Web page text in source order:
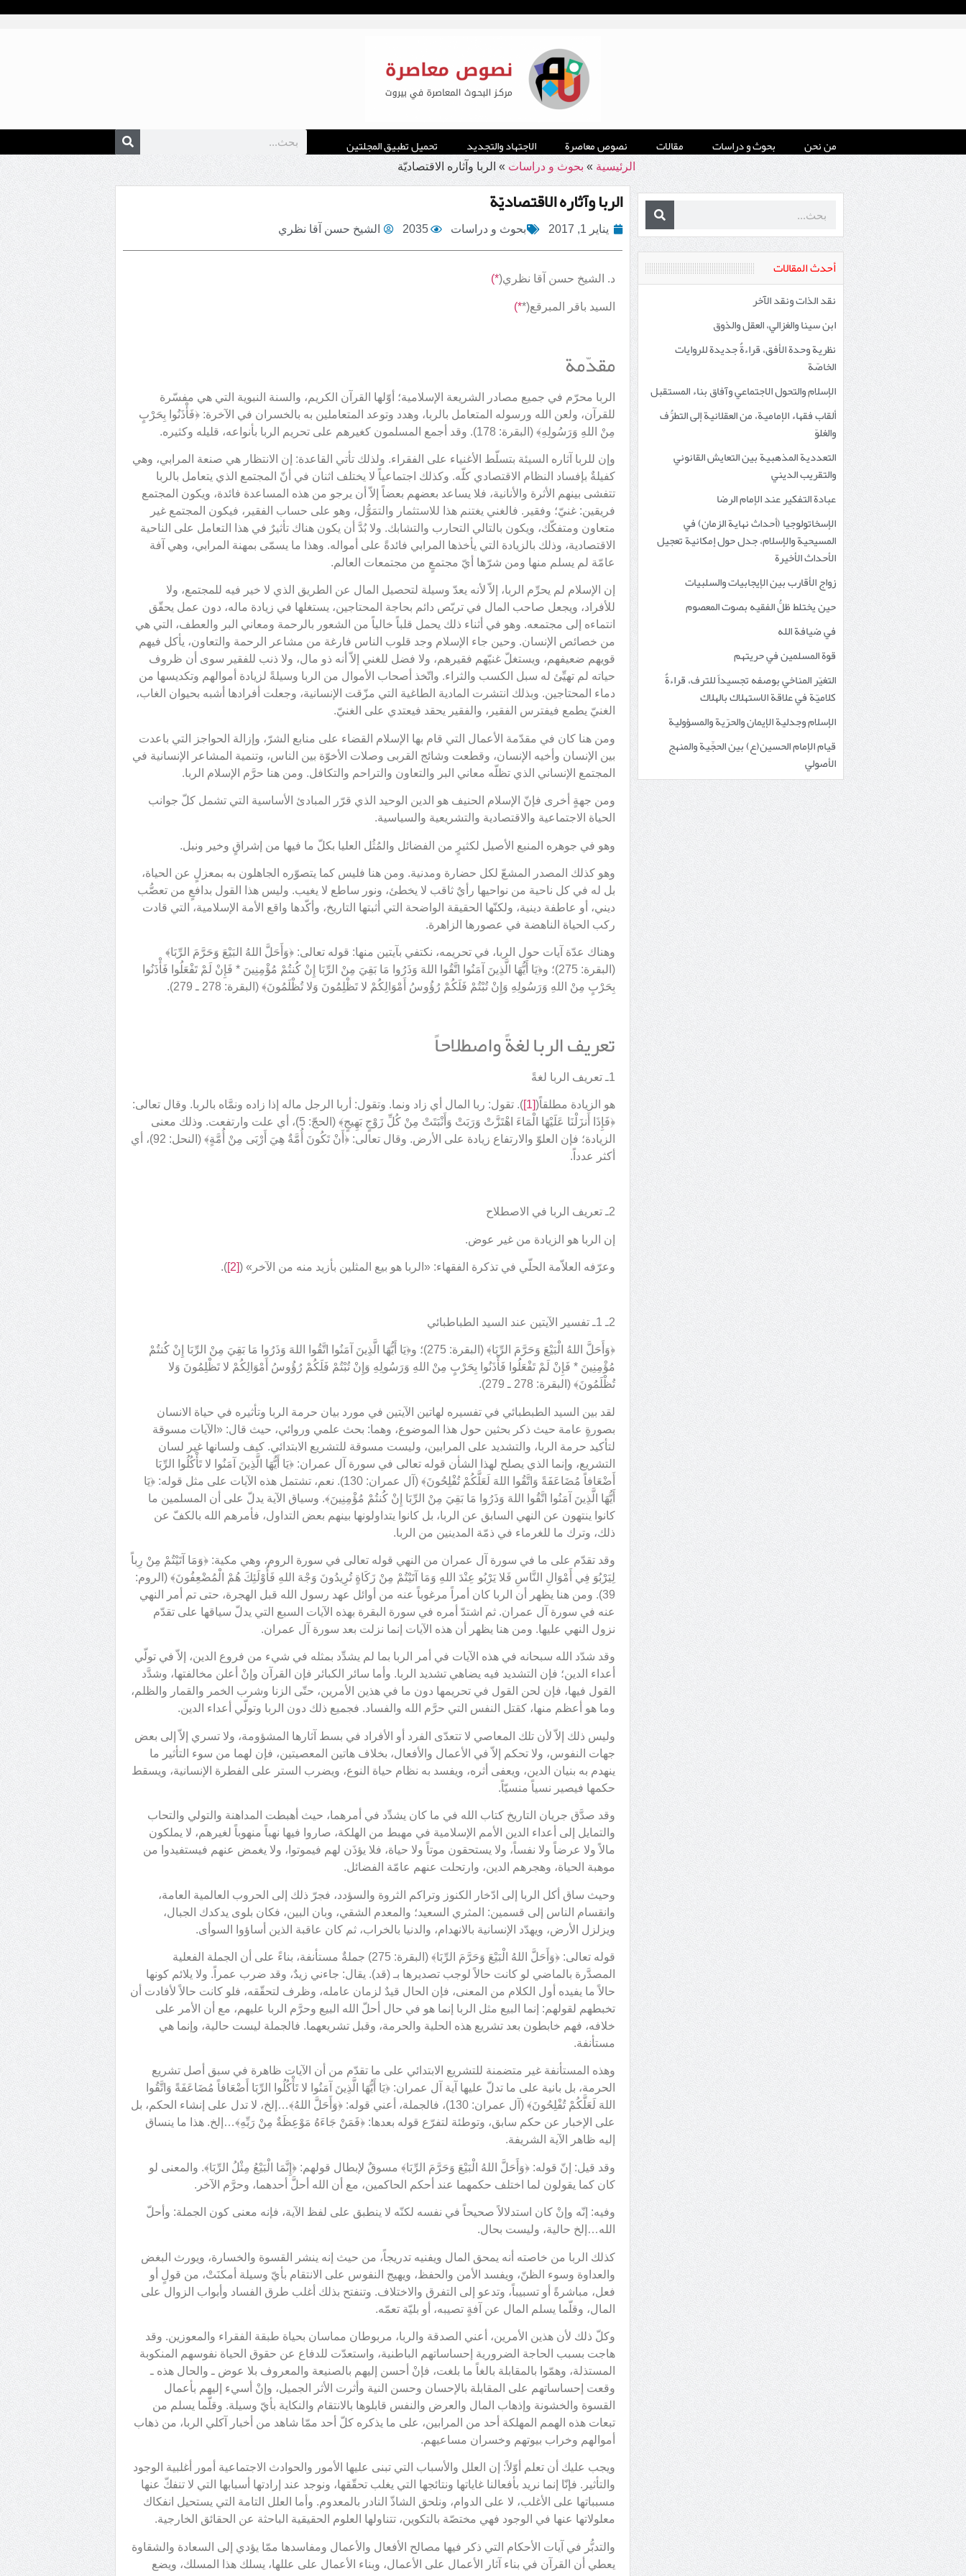
من نحن بحوث و دراسات مقالات نصوص معاصرة الاجتهاد والتجديد تحميل تطبيق المجلتين
الرئيسية » بحوث و دراسات » الربا وآثاره الاقتصاديّة
أحدث المقالات
نقد الذات ونقد الآخر
ابن سينا والغزالي، العقل والذوق
نظرية وحدة الأفق، قراءةٌ جديدة للروايات
الخاصّة
الإسلام والتحول الاجتماعي وآفاق بناء المستقبل
ألقاب فقهاء الإمامية، من العقلانية إلى التطرُّف
والغلوّ
التعددية المذهبية بين التعايش القانوني
والتقريب الديني
عبادة التفكير عند الإمام الرضا
الإسخاتولوجيا (أحداث نهاية الزمان) في
المسيحية والإسلام، جدل حول إمكانية تعجيل
الأحداث الأخيرة
زواج الأقارب بين الإيجابيات والسلبيات
حين يختلط ظلُّ الفقيه بصوت المعصوم
في ضيافة الله
قوة المسلمين في حريتهم
التغيّر المناخي بوصفه تجسيداً للترف، قراءةٌ
كلاميّة في علاقة الاستهلاك بالهلاك
الإسلام وجدلية الإيمان والحرّية والمسؤولية
قيام الإمام الحسين(ع) بين الحجِّية والمنهج
الأصولي
الربا وآثاره الاقتصاديّة
يناير 1, 2017 بحوث و دراسات 2035 الشيخ حسن آقا نظري
د. الشيخ حسن آقا نظري(*)
السيد باقر المبرقع(**)
مقدّمة
الربا محرّم في جميع مصادر الشريعة الإسلامية؛ أوّلها القرآن الكريم، والسنة النبوية التي هي مفسّرة
للقرآن، ولعن الله ورسوله المتعامل بالربا، وهدد وتوعد المتعاملين به بالخسران في الآخرة: ﴿فَأْذَنُوا بِحَرْبٍ
مِنْ اللهِ وَرَسُولِهِ﴾ (البقرة: 178). وقد أجمع المسلمون كغيرهم على تحريم الربا بأنواعه، قليله وكثيره.
وإن للربا آثاره السيئة بتسلّط الأغنياء على الفقراء. ولذلك تأتي القاعدة: إن الانتظار هي صنعة المرابي، وهي
كفيلةٌ بإفساد النظام الاقتصادي كلّه. وكذلك اجتماعياً لا يختلف اثنان في أنّ المجتمع الذي يتعامل بالربا
تتفشى بينهم الأثرة والأنانية، فلا يساعد بعضهم بعضاً إلاّ أن يرجو من هذه المساعدة فائدة، ويكون المجتمع
فريقين: غنيّ؛ وفقير. فالغني يغتنم هذا للاستثمار والتمَوُّل، وهو على حساب الفقير، فيكون المجتمع غير
متعاون ومتفكّك، ويكون بالتالي التحارب والتشابك. ولا بُدَّ أن يكون هناك تأثيرٌ في هذا التعامل على الناحية
الاقتصادية، وذلك بالزيادة التي يأخذها المرابي فائدةً على أمواله. وهذا ما يسمّى بمهنة المرابي، وهي آفة
عامّة لم يسلم منها ومن شرّها أيّ مجتمعٍ من مجتمعات العالم.
إن الإسلام لم يحرِّم الربا، إلاّ لأنه يعدّ وسيلة لتحصيل المال عن الطريق الذي لا خير فيه للمجتمع، ولا
للأفراد، ويجعل صاحب المال في تربّص دائم بحاجة المحتاجين، يستغلها في زيادة ماله، دون عمل يحقّق
انتماءه إلى مجتمعه. وهو في أثناء ذلك يحمل قلباً خالياً من الشعور بالرحمة ومعاني البر والعطف، التي هي
من خصائص الإنسان. وحين جاء الإسلام وجد قلوب الناس فارغة من مشاعر الرحمة والتعاون، يأكل فيهم
قويهم ضعيفهم، ويستغلّ غنيّهم فقيرهم، ولا فضل للغني إلاّ أنه ذو مال، ولا ذنب للفقير سوى أن ظروف
حياته لم تهيِّئ له سبل الكسب والثراء. واتّخذ أصحاب الأموال من الربا وسيلةً لزيادة أموالهم وتكديسها من
دماء المحتاجين. وبذلك انتشرت المادية الطاغية التي مزّقت الإنسانية، وجعلت أفرادها أشبه بحيوان الغاب،
الغنيّ يطمع فيفترس الفقير، والفقير يحقد فيعتدي على الغنيّ.
ومن هنا كان في مقدّمة الأعمال التي قام بها الإسلام القضاء على منابع الشرّ، وإزالة الحواجز التي باعدت
بين الإنسان وأخيه الإنسان، وقطعت وشائج القربى وصلات الأخوّة بين الناس، وتنمية المشاعر الإنسانية في
المجتمع الإنساني الذي تظلّه معاني البر والتعاون والتراحم والتكافل. ومن هنا حرَّم الإسلام الربا.
ومن جهةٍ أخرى فإنّ الإسلام الحنيف هو الدين الوحيد الذي قرّر المبادئ الأساسية التي تشمل كلّ جوانب
الحياة الاجتماعية والاقتصادية والتشريعية والسياسية.
وهو في جوهره المنبع الأصيل لكثيرٍ من الفضائل والمُثُل العليا بكلّ ما فيها من إشراقٍ وخير ونبل.
وهو كذلك المصدر المشعّ لكل حضارة ومدنية. ومن هنا فليس كما يتصوّره الجاهلون به بمعزلٍ عن الحياة،
بل له في كل ناحية من نواحيها رأيٌ ثاقب لا يخطئ، ونور ساطع لا يغيب. وليس هذا القول بدافعٍ من تعصُّب
ديني، أو عاطفة دينية، ولكنّها الحقيقة الواضحة التي أثبتها التاريخ، وأكّدها واقع الأمة الإسلامية، التي قادت
ركب الحياة الناهضة في عصورها الزاهرة.
وهناك عدّة آيات حول الربا، في تحريمه، نكتفي بآيتين منها: قوله تعالى: ﴿وَأَحَلَّ اللهُ البَيْعَ وَحَرَّمَ الرِّبَا﴾
(البقرة: 275)؛ و﴿يَا أَيُّهَا الَّذِينَ آمَنُوا اتَّقُوا اللهَ وَذَرُوا مَا بَقِيَ مِنْ الرِّبَا إِنْ كُنتُمْ مُؤْمِنِينَ * فَإِنْ لَمْ تَفْعَلُوا فَأْذَنُوا
بِحَرْبٍ مِنْ اللهِ وَرَسُولِهِ وَإِنْ تُبْتُمْ فَلَكُمْ رُؤُوسُ أَمْوَالِكُمْ لا تَظْلِمُونَ وَلا تُظْلَمُونَ﴾ (البقرة: 278 ـ 279).
تعريف الربا لغةً واصطلاحاً
1ـ تعريف الربا لغةً
هو الزيادة مطلقاً(
). تقول: ربا المال أي زاد ونما. وتقول: أربا الرجل ماله إذا زاده ونمَّاه بالربا. وقال تعالى:
﴿فَإِذَا أَنزَلْنَا عَلَيْهَا الْمَاءَ اهْتَزَّتْ وَرَبَتْ وَأَنْبَتَتْ مِنْ كُلِّ زَوْجٍ بَهِيجٍ﴾ (الحجّ: 5)، أي علت وارتفعت. وذلك معنى
الزيادة؛ فإن العلوّ والارتفاع زيادة على الأرض. وقال تعالى: ﴿أَنْ تَكُونَ أُمَّةٌ هِيَ أَرْبَى مِنْ أُمَّةٍ﴾ (النحل: 92)، أي
أكثر عدداً.
2ـ تعريف الربا في الاصطلاح
إن الربا هو الزيادة من غير عوض.
وعرّفه العلاّمة الحلّي في تذكرة الفقهاء: «الربا هو بيع المثلين بأزيد منه من الآخر» ([2]
).
2ـ 1ـ تفسير الآيتين عند السيد الطباطبائي
﴿وَأَحَلَّ اللهُ الْبَيْعَ وَحَرَّمَ الرِّبَا﴾ (البقرة: 275)؛ و﴿يَا أَيُّهَا الَّذِينَ آمَنُوا اتَّقُوا اللهَ وَذَرُوا مَا بَقِيَ مِنْ الرِّبَا إِنْ كُنتُمْ
مُؤْمِنِينَ * فَإِنْ لَمْ تَفْعَلُوا فَأْذَنُوا بِحَرْبٍ مِنْ اللهِ وَرَسُولِهِ وَإِنْ تُبْتُمْ فَلَكُمْ رُؤُوسُ أَمْوَالِكُمْ لا تَظْلِمُونَ وَلا
تُظْلَمُونَ﴾ (البقرة: 278 ـ 279).
لقد بين السيد الطبطبائي في تفسيره لهاتين الآيتين في مورد بيان حرمة الربا وتأثيره في حياة الانسان
بصورةٍ عامة حيث ذكر بحثين حول هذا الموضوع، وهما: بحث علمي وروائي، حيث قال: «الآيات مسوقة
لتأكيد حرمة الربا، والتشديد على المرابين، وليست مسوقة للتشريع الابتدائي. كيف ولسانها غير لسان
التشريع، وإنما الذي يصلح لهذا الشأن قوله تعالى في سورة آل عمران: ﴿يَا أَيُّهَا الَّذِينَ آمَنُوا لا تَأْكُلُوا الرِّبَا
أَضْعَافاً مُضَاعَفَةً وَاتَّقُوا اللهَ لَعَلَّكُمْ تُفْلِحُونَ﴾ (آل عمران: 130). نعم، تشتمل هذه الآيات على مثل قوله: ﴿يَا
أَيُّهَا الَّذِينَ آمَنُوا اتَّقُوا اللهَ وَذَرُوا مَا بَقِيَ مِنْ الرِّبَا إِنْ كُنتُمْ مُؤْمِنِينَ﴾. وسياق الآية يدلّ على أن المسلمين ما
كانوا ينتهون عن النهي السابق عن الربا، بل كانوا يتداولونها بينهم بعض التداول، فأمرهم الله بالكفّ عن
ذلك، وترك ما للغرماء في ذمّة المدينين من الربا.
وقد تقدّم على ما في سورة آل عمران من النهي قوله تعالى في سورة الروم، وهي مكية: ﴿وَمَا آتَيْتُمْ مِنْ رِباً
لِيَرْبُوَ فِي أَمْوَالِ النَّاسِ فَلا يَرْبُو عِنْدَ اللهِ وَمَا آتَيْتُمْ مِنْ زَكَاةٍ تُرِيدُونَ وَجْهَ اللهِ فَأُوْلَئِكَ هُمْ الْمُضْعِفُونَ﴾ (الروم:
39). ومن هنا يظهر أن الربا كان أمراً مرغوباً عنه من أوائل عهد رسول الله قبل الهجرة، حتى تم أمر النهي
عنه في سورة آل عمران. ثم اشتدّ أمره في سورة البقرة بهذه الآيات السبع التي يدلّ سياقها على تقدّم
نزول النهي عليها. ومن هنا يظهر أن هذه الآيات إنما نزلت بعد سورة آل عمران.
وقد شدّد الله سبحانه في هذه الآيات في أمر الربا بما لم يشدِّد بمثله في شيء من فروع الدين، إلاّ في تولّي
أعداء الدين؛ فإن التشديد فيه يضاهي تشديد الربا. وأما سائر الكبائر فإن القرآن وإنْ أعلن مخالفتها، وشدَّد
القول فيها، فإن لحن القول في تحريمها دون ما في هذين الأمرين، حتّى الزنا وشرب الخمر والقمار والظلم،
وما هو أعظم منها، كقتل النفس التي حرَّم الله والفساد. فجميع ذلك دون الربا وتولّي أعداء الدين.
وليس ذلك إلاّ لأن تلك المعاصي لا تتعدّى الفرد أو الأفراد في بسط آثارها المشؤومة، ولا تسري إلاّ إلى بعض
جهات النفوس، ولا تحكم إلاّ في الأعمال والأفعال، بخلاف هاتين المعصيتين، فإن لهما من سوء التأثير ما
ينهدم به بنيان الدين، ويعفى أثره، ويفسد به نظام حياة النوع، ويضرب الستر على الفطرة الإنسانية، ويسقط
حكمها فيصير نسياً منسيّاً.
وقد صدَّق جريان التاريخ كتاب الله في ما كان يشدِّد في أمرهما، حيث أهبطت المداهنة والتولي والتحاب
والتمايل إلى أعداء الدين الأمم الإسلامية في مهبط من الهلكة، صاروا فيها نهباً منهوباً لغيرهم، لا يملكون
مالاً ولا عرضاً ولا نفساً، ولا يستحقون موتاً ولا حياة، فلا يؤذَن لهم فيموتوا، ولا يغمض عنهم فيستفيدوا من
موهبة الحياة، وهجرهم الدين، وارتحلت عنهم عامّة الفضائل.
وحيث ساق أكل الربا إلى ادّخار الكنوز وتراكم الثروة والسؤدد، فجرّ ذلك إلى الحروب العالمية العامة،
وانقسام الناس إلى قسمين: المثري السعيد؛ والمعدم الشقي، وبان البين، فكان بلوى يدكدك الجبال،
ويزلزل الأرض، ويهدّد الإنسانية بالانهدام، والدنيا بالخراب، ثم كان عاقبة الذين أساؤوا السوأى.
قوله تعالى: ﴿وَأَحَلَّ اللهُ الْبَيْعَ وَحَرَّمَ الرِّبَا﴾ (البقرة: 275) جملةٌ مستأنفة، بناءً على أن الجملة الفعلية
المصدَّرة بالماضي لو كانت حالاً لوجب تصديرها بـ (قد). يقال: جاءني زيدٌ، وقد ضرب عمراً. ولا يلائم كونها
حالاً ما يفيده أول الكلام من المعنى، فإن الحال قيدٌ لزمان عامله، وظرف لتحقّقه، فلو كانت حالاً لأفادت أن
تخبطهم لقولهم: إنما البيع مثل الربا إنما هو في حال أحلّ الله البيع وحرَّم الربا عليهم، مع أن الأمر على
خلافه، فهم خابطون بعد تشريع هذه الحلية والحرمة، وقبل تشريعهما. فالجملة ليست حالية، وإنما هي
مستأنفة.
وهذه المستأنفة غير متضمنة للتشريع الابتدائي على ما تقدّم من أن الآيات ظاهرة في سبق أصل تشريع
الحرمة، بل بانية على ما تدلّ عليها آية آل عمران: ﴿يَا أَيُّهَا الَّذِينَ آمَنُوا لا تَأْكُلُوا الرِّبَا أَضْعَافاً مُضَاعَفَةً وَاتَّقُوا
اللهَ لَعَلَّكُمْ تُفْلِحُونَ﴾ (آل عمران: 130)، فالجملة، أعني قوله: ﴿وَأَحَلَّ اللهُ﴾…إلخ، لا تدل على إنشاء الحكم، بل
على الإخبار عن حكم سابق، وتوطئة لتفرّع قوله بعدها: ﴿فَمَنْ جَاءَهُ مَوْعِظَةٌ مِنْ رَبِّهِ﴾…إلخ. هذا ما ينساق
إليه ظاهر الآية الشريفة.
وقد قيل: إنّ قوله: ﴿وَأَحَلَّ اللهُ الْبَيْعَ وَحَرَّمَ الرِّبَا﴾ مسوقٌ لإبطال قولهم: ﴿إِنَّمَا الْبَيْعُ مِثْلُ الرِّبَا﴾. والمعنى لو
كان كما يقولون لما اختلف حكمهما عند أحكم الحاكمين، مع أن الله أحلَّ أحدهما، وحرَّم الآخر.
وفيه: إنّه وإنْ كان استدلالاً صحيحاً في نفسه لكنّه لا ينطبق على لفظ الآية، فإنه معنى كون الجملة: وأحلّ
الله…إلخ حالية، وليست بحال.
كذلك الربا من خاصته أنه يمحق المال ويفنيه تدريجاً، من حيث إنه ينشر القسوة والخسارة، ويورث البغض
والعداوة وسوء الظنّ، ويفسد الأمن والحفظ، ويهيج النفوس على الانتقام بأيّ وسيلة أمكنَتْ، من قولٍ أو
فعل، مباشرةً أو تسبيباً، وتدعو إلى التفرق والاختلاف. وتنفتح بذلك أغلب طرق الفساد وأبواب الزوال على
المال، وقلّما يسلم المال عن آفةٍ تصيبه، أو بليّة تعمّه.
وكلّ ذلك لأن هذين الأمرين، أعني الصدقة والربا، مربوطان مماسان بحياة طبقة الفقراء والمعوزين. وقد
هاجت بسبب الحاجة الضرورية إحساساتهم الباطنية، واستعدّت للدفاع عن حقوق الحياة نفوسهم المنكوبة
المستذلة، وهمّوا بالمقابلة بالغاً ما بلغت، فإنْ أحسن إليهم بالصنيعة والمعروف بلا عوض ـ والحال هذه ـ
وقعت إحساساتهم على المقابلة بالإحسان وحسن النية وأثرت الأثر الجميل، وإنْ أسيء إليهم بأعمال
القسوة والخشونة وإذهاب المال والعرض والنفس قابلوها بالانتقام والنكاية بأيّ وسيلة. وقلّما يسلم من
تبعات هذه الهمم المهلكة أحد من المرابين، على ما يذكره كلّ أحد ممّا شاهد من أخبار آكلي الربا، من ذهاب
أموالهم وخراب بيوتهم وخسران مساعيهم.
ويجب عليك أن تعلم أوّلاً: إن العلل والأسباب التي تبنى عليها الأمور والحوادث الاجتماعية أمور أغلبية الوجود
والتأثير. فإنّا إنما نريد بأفعالنا غاياتها ونتائجها التي يغلب تحقّقها، ونوجد عند إرادتها أسبابها التي لا تنفكّ عنها
مسبباتها على الأغلب، لا على الدوام، ونلحق الشاذّ النادر بالمعدوم. وأما العلل التامة التي يستحيل انفكاك
معلولاتها عنها في الوجود فهي مختصّة بالتكوين، تتناولها العلوم الحقيقية الباحثة عن الحقائق الخارجية.
والتدبُّر في آيات الأحكام التي ذكر فيها مصالح الأفعال والأعمال ومفاسدها ممّا يؤدي إلى السعادة والشقاوة
يعطي أن القرآن في بناء آثار الأعمال على الأعمال، وبناء الأعمال على عللها، يسلك هذا المسلك، ويضع